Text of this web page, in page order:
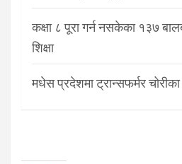
कक्षा ८ पूरा गर्न नसकेका १३७
शिक्षा
मधेस प्रदेशमा ट्रान्सफर्मर